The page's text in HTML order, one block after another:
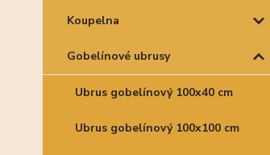
Koupelna
Gobelínové ubrusy
Ubrus gobelínový 100x40 cm
Ubrus gobelínový 100x100 cm